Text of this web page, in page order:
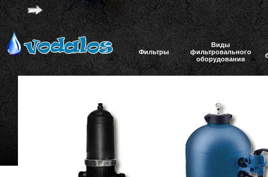
Фильтры
Виды
фильтровального
оборудования